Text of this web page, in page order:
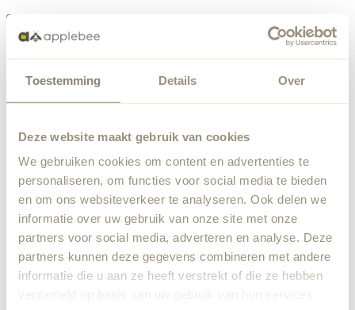
Toestemming Details Over
Deze website maakt gebruik van cookies
We gebruiken cookies om content en advertenties te
personaliseren, om functies voor social media te bieden
en om ons websiteverkeer te analyseren. Ook delen we
informatie over uw gebruik van onze site met onze
partners voor social media, adverteren en analyse. Deze
partners kunnen deze gegevens combineren met andere
informatie die u aan ze heeft verstrekt of die ze hebben
verzameld op basis van uw gebruik van hun services.
Etwas ist schiefgelaufen
Team wurde benachrichtigt.
Zurück zur Startseite